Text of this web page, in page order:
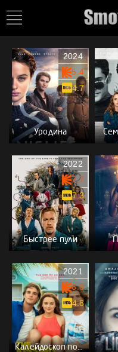
Уродина
2024
5.4
4.7
Быстрее пули
2022
7.7
7.3
Калейдоскоп поцелуев 3
2021
6.0
4.8